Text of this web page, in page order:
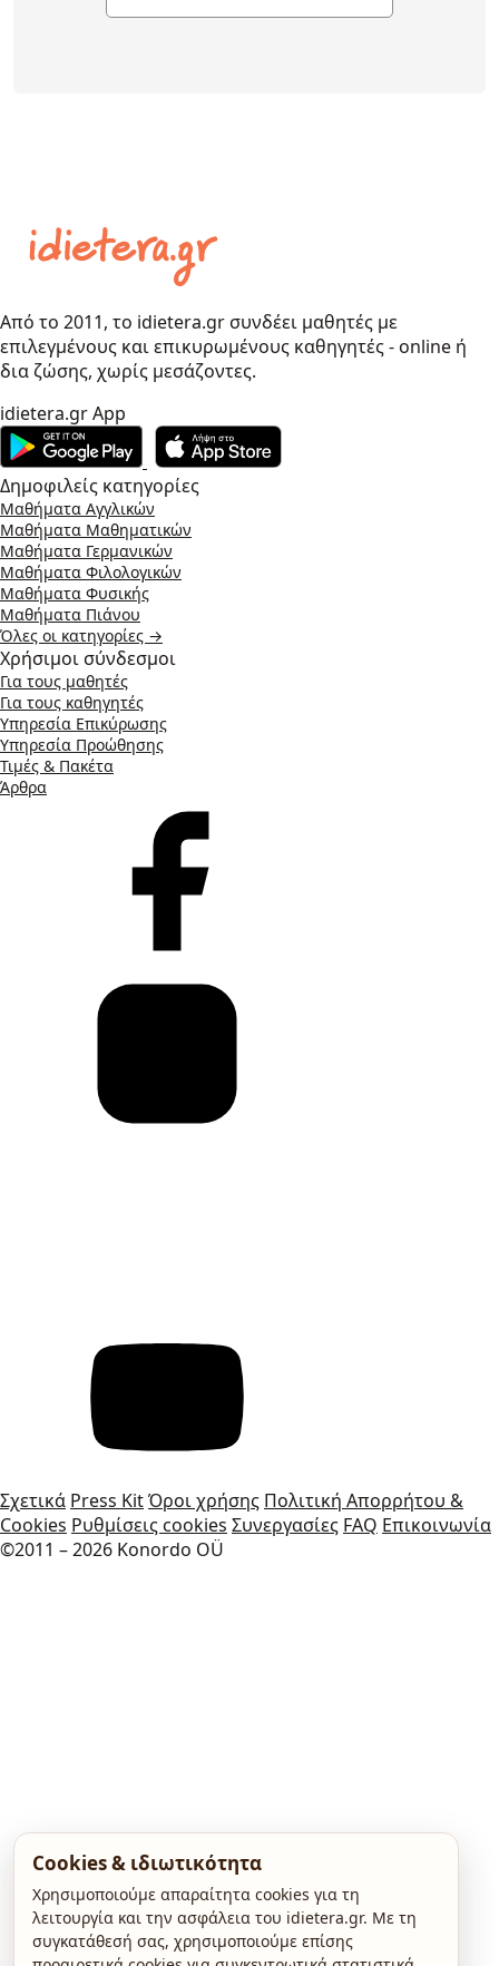
Από το 2011, το idietera.gr συνδέει μαθητές με
επιλεγμένους και επικυρωμένους καθηγητές - online ή
δια ζώσης, χωρίς μεσάζοντες.
idietera.gr App
Δημοφιλείς κατηγορίες
Μαθήματα Αγγλικών
Μαθήματα Μαθηματικών
Μαθήματα Γερμανικών
Μαθήματα Φιλολογικών
Μαθήματα Φυσικής
Μαθήματα Πιάνου
Όλες οι κατηγορίες →
Χρήσιμοι σύνδεσμοι
Για τους μαθητές
Για τους καθηγητές
Υπηρεσία Επικύρωσης
Υπηρεσία Προώθησης
Τιμές & Πακέτα
Άρθρα
Σχετικά Press KitΌροι χρήσης Πολιτική Απορρήτου &
Cookies Ρυθμίσεις cookies Συνεργασίες FAQ Επικοινωνία
©2011 – 2026 Konordo OÜ
Cookies & ιδιωτικότητα
Χρησιμοποιούμε απαραίτητα cookies για τη
λειτουργία και την ασφάλεια του idietera.gr. Με τη
συγκατάθεσή σας, χρησιμοποιούμε επίσης